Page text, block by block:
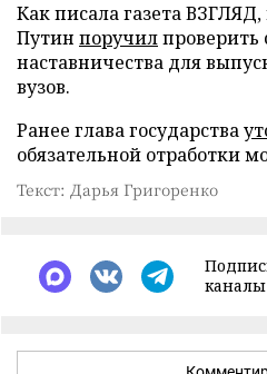
Как писала газета
Путин поручилпроверить
наставничества для
вузов.
Ранее глава государства
обязательной отработки
Текст: Дарья Григоренко
каналы